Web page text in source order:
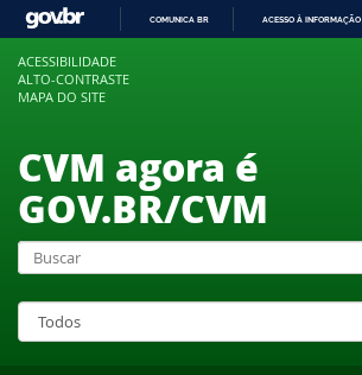
COMUNICA BR ACESSO À INFORMAÇÃO
ACESSIBILIDADE
ALTO-CONTRASTE
MAPA DO SITE
CVM agora é
GOV.BR/CVM